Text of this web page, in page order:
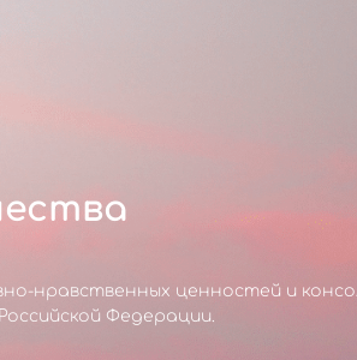
нравственных ценностей и
Федерации.